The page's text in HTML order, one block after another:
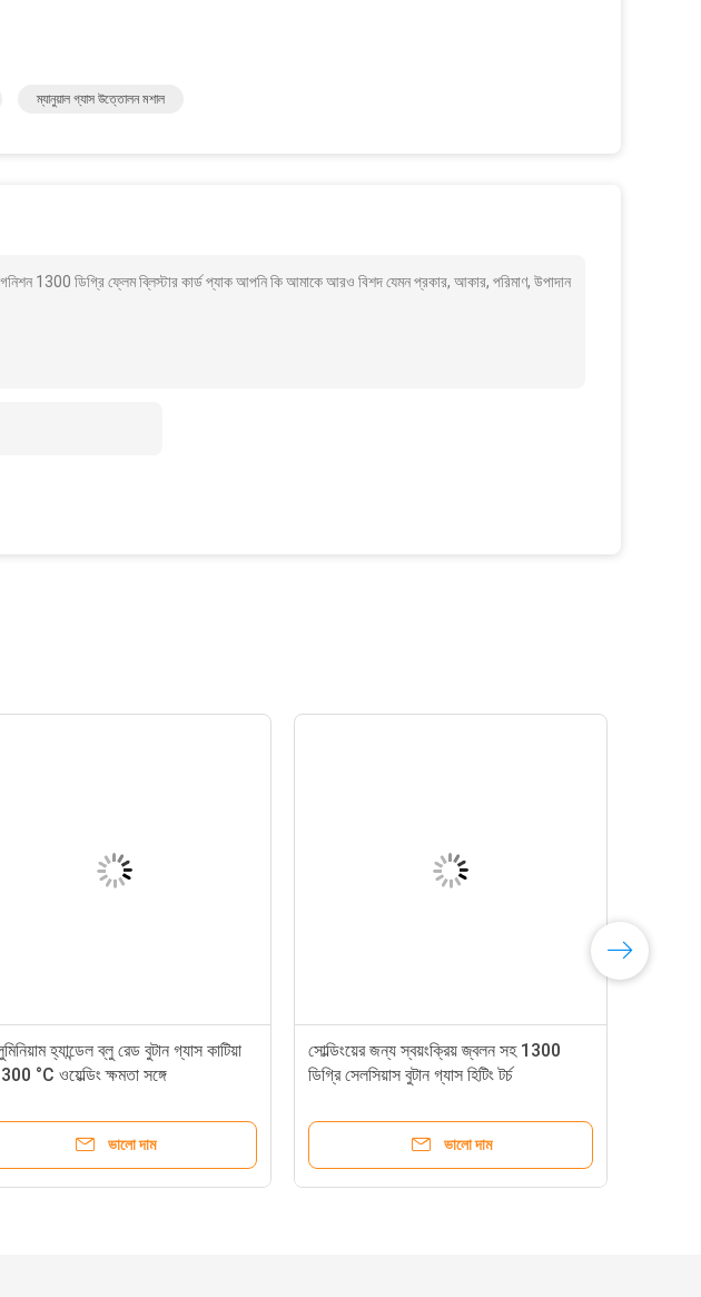
ম্যানুয়াল গ্যাস উত্তোলন মশাল
1300 ডিগ্রি ফ্লেম ব্লিস্টার কার্ড প্যাক আপনি কি আমাকে আরও বিশদ যেমন প্রকার, আকার, পরিমাণ, উপাদান
হ্যান্ডেল ব্লু রেড বুটান গ্যাস কাটিয়া
°C ওয়েল্ডিং ক্ষমতা সঙ্গে
ভালো দাম
সোল্ডিংয়ের জন্য স্বয়ংক্রিয় জ্বলন সহ 1300
ডিগ্রি সেলসিয়াস বুটান গ্যাস হিটিং টর্চ
ভালো দাম